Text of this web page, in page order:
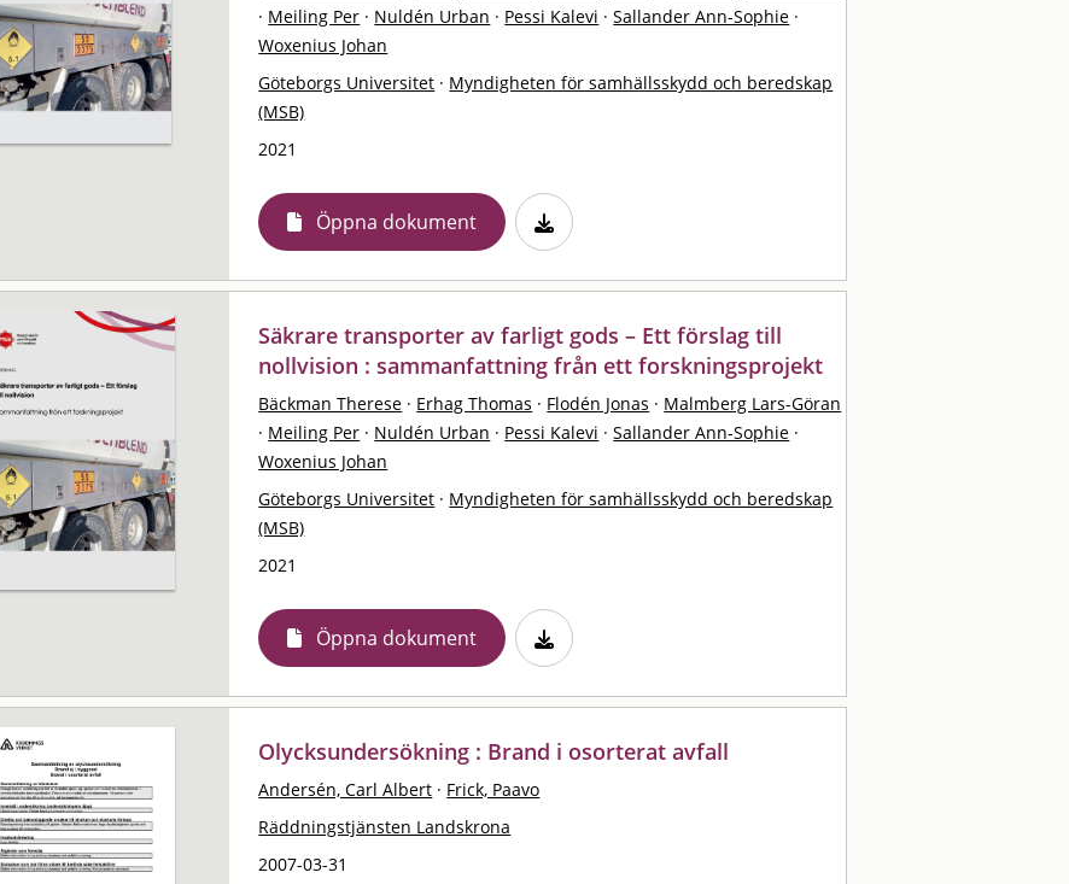
· Meiling Per · Nuldén Urban · Pessi Kalevi · Sallander Ann-Sophie ·
Woxenius Johan
Göteborgs Universitet · Myndigheten för samhällsskydd och beredskap
(MSB)
2021
Öppna dokument
Säkrare transporter av farligt gods – Ett förslag till
nollvision : sammanfattning från ett forskningsprojekt
Bäckman Therese · Erhag Thomas · Flodén Jonas · Malmberg Lars-Göran
· Meiling Per · Nuldén Urban · Pessi Kalevi · Sallander Ann-Sophie ·
Woxenius Johan
Göteborgs Universitet · Myndigheten för samhällsskydd och beredskap
(MSB)
2021
Öppna dokument
Olycksundersökning : Brand i osorterat avfall
Andersén, Carl Albert · Frick, Paavo
Räddningstjänsten Landskrona
2007-03-31